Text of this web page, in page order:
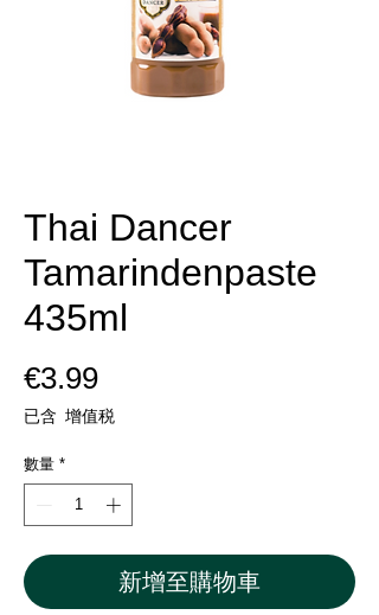
Thai Dancer
Tamarindenpaste
435ml
€3.99價
格
已含 增值税
數量 *
新增至購物車